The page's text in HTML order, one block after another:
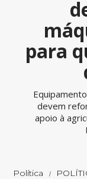
para
devem
apoio à
Política